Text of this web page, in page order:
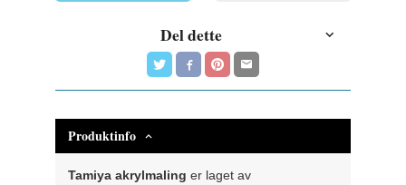
Del dette
Produktinfo
Tamiya akrylmaling er laget av